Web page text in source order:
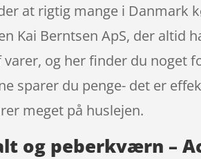
at rigtig mange i
Kai Berntsen ApS, der altid
og her finder du noget
sparer du penge- det er
meget på huslejen.
og peberkværn –